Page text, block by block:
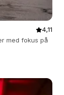
4,11
med fokus på